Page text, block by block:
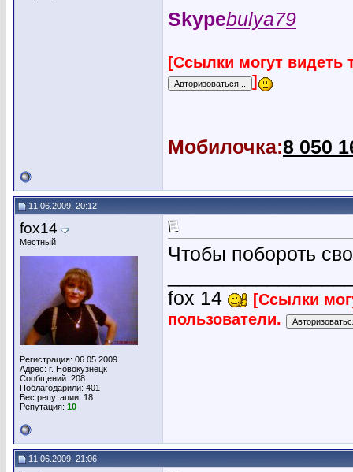
Skypebulya79
[Ссылки могут видеть
]
Мобилочка:8 050
11.06.2009, 20:12
fox14
Местный
Регистрация: 06.05.2009
Адрес: г. Новокузнецк
Сообщений: 208
Поблагодарили: 401
Вес репутации: 18
Репутация: 10
Чтобы побороть
fox 14
[Ссылки
пользователи.
11.06.2009, 21:06